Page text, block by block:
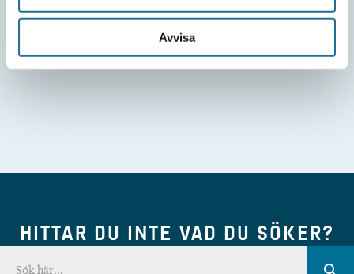
Avvisa
HITTAR DU INTE VAD DU SÖKER?